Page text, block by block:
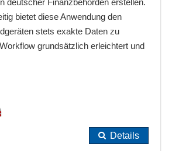
deutscher Finanzbehörden erstellen.
bietet diese Anwendung den
stets exakte Daten zu
grundsätzlich erleichtert und
Details